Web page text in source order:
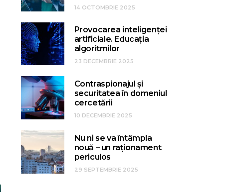
14 OCTOMBRIE 2025
Provocarea inteligenței
artificiale. Educația
algoritmilor
23 DECEMBRIE 2025
Contraspionajul și
securitatea în domeniul
cercetării
10 DECEMBRIE 2025
Nu ni se va întâmpla
nouă – un raționament
periculos
29 SEPTEMBRIE 2025